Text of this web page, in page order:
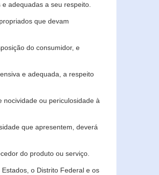
adequadas a seu respeito.
que devam
do consumidor, e
e adequada, a respeito
ou periculosidade à
que apresentem, deverá
do produto ou serviço.
o Distrito Federal e os